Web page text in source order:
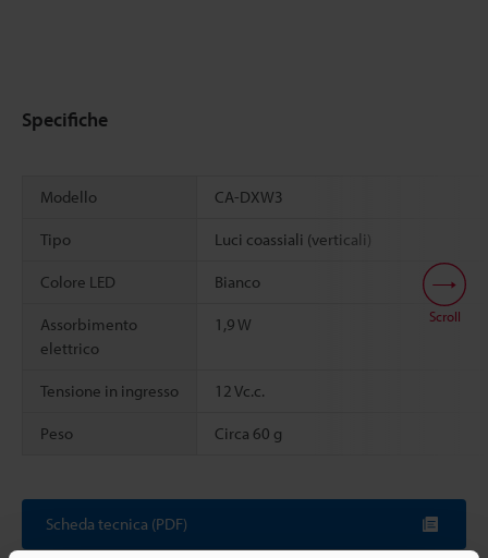
Specifiche
Modello CA-DXW3
Tipo Luci coassiali (verticali)
Colore LED Bianco
Assorbimento
elettrico
1,9 W
Tensione in ingresso 12 Vc.c.
Peso Circa 60 g
Scroll
Scheda tecnica (PDF)